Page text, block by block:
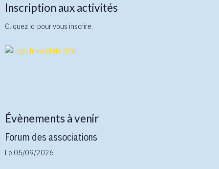
Inscription aux activités
Cliquez ici pour vous inscrire.
Évènements à venir
Forum des associations
Le 05/09/2026